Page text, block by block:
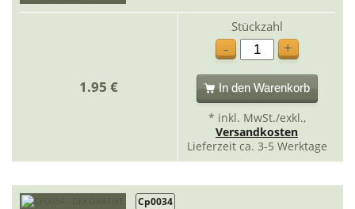
1.95 €
Stückzahl
-
+
In den Warenkorb
* inkl. MwSt./exkl.,
Versandkosten
Lieferzeit ca. 3-5 Werktage
Cp0034